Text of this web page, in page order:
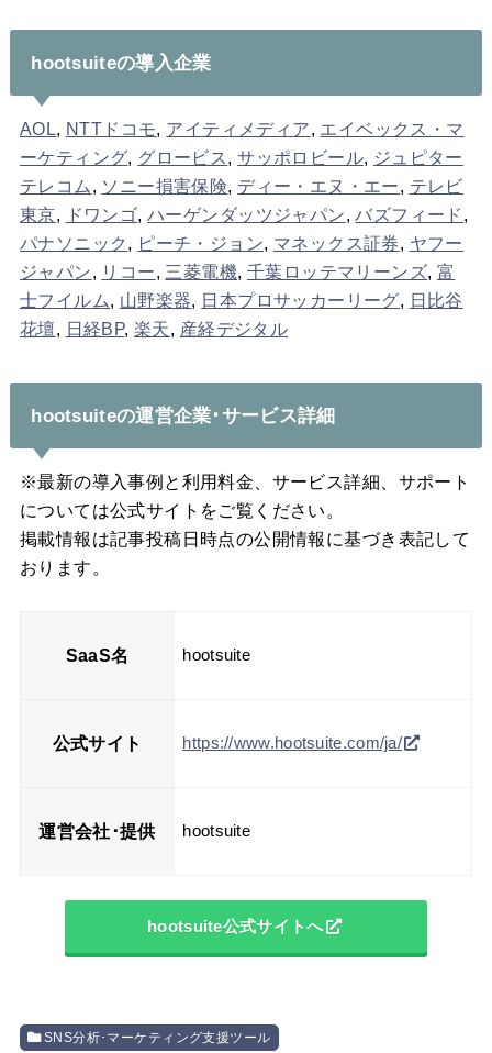
hootsuiteの導入企業
AOL, NTTドコモ, アイティメディア, エイベックス・マ
ーケティング, グロービス ,サッポロビール, ジュピター
テレコム , ソニー損害保険, ディー・エヌ・エー, テレビ
東京, ドワンゴ,ハーゲンダッツジャパン,バズフィード ,
パナソニック , ピーチ・ジョン, マネックス証券, ヤフー
ジャパン, リコー, 三菱電機, 千葉ロッテマリーンズ, 富
士フイルム, 山野楽器, 日本プロサッカーリーグ, 日比谷
花壇, 日経BP,楽天, 産経デジタル
hootsuiteの運営企業･サービス詳細
※最新の導入事例と利用料金、サービス詳細、サポート
については公式サイトをご覧ください。
掲載情報は記事投稿日時点の公開情報に基づき表記して
おります。
SaaS名 hootsuite
公式サイト https://www.hootsuite.com/ja/
運営会社･提供 hootsuite
hootsuite公式サイトへ
SNS分析･マーケティング支援ツール